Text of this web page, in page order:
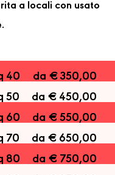
a locali con usato
40
da € 350,00
50
da € 450,00
60
da € 550,00
70
da € 650,00
80
da € 750,00